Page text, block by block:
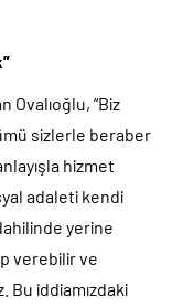
“Biz
sizlerle beraber
hizmet
adaleti kendi
yerine
verebilir ve
iddiamızdaki